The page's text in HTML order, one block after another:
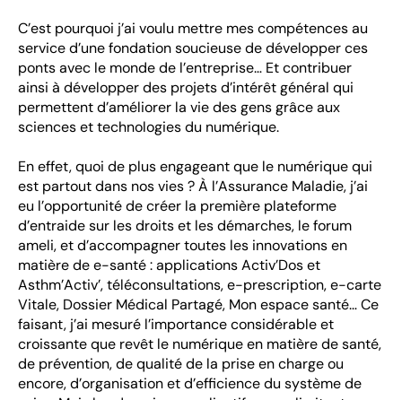
C’est pourquoi j’ai voulu mettre mes compétences au
service d’une fondation soucieuse de développer ces
ponts avec le monde de l’entreprise… Et contribuer
ainsi à développer des projets d’intérêt général qui
permettent d’améliorer la vie des gens grâce aux
sciences et technologies du numérique.
En effet, quoi de plus engageant que le numérique qui
est partout dans nos vies ? À l’Assurance Maladie, j’ai
eu l’opportunité de créer la première plateforme
d’entraide sur les droits et les démarches, le forum
ameli, et d’accompagner toutes les innovations en
matière de e-santé : applications Activ’Dos et
Asthm’Activ’, téléconsultations, e-prescription, e-carte
Vitale, Dossier Médical Partagé, Mon espace santé… Ce
faisant, j’ai mesuré l’importance considérable et
croissante que revêt le numérique en matière de santé,
de prévention, de qualité de la prise en charge ou
encore, d’organisation et d’efficience du système de